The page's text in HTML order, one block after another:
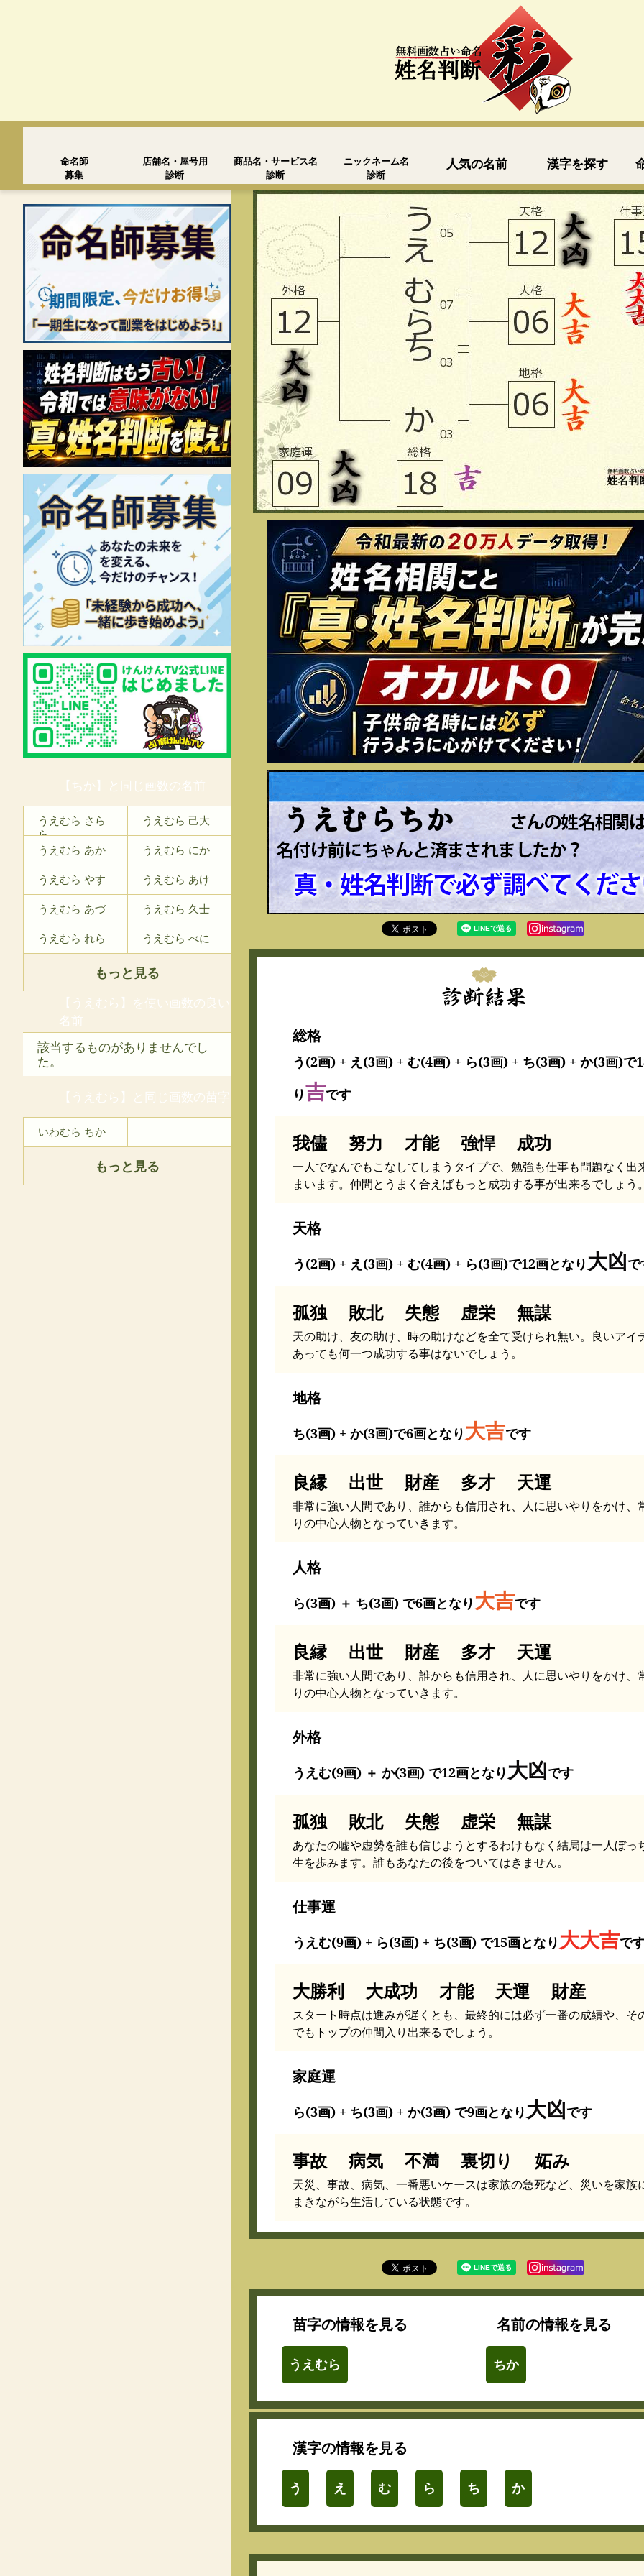
命名師
募集
店舗名・屋号用
診断
商品名・サービス名
診断
ニックネーム名
診断
人気の名前 漢字を探す
【ちか】と同じ画数の名前
うえむら さら
ら
うえむら 己大
うえむら あか うえむら にか
うえむら やす うえむら あけ
うえむら あづ うえむら 久士
うえむら れら うえむら べに
もっと見る
【うえむら】を使い画数の良い
名前
該当するものがありませんでし
た。
【うえむら】と同じ画数の苗字
いわむら ちか
もっと見る
うえむらちか
総格
う(2画) + え(3画) + む(4画) + ら(3画) + ち(3画) + か(3画)で
り吉です
我儘 努力 才能 強悍 成功
一人でなんでもこなしてしまうタイプで、勉強も仕事も問題なく出
まいます。仲間とうまく合えばもっと成功する事が出来るでしょう。
天格
う(2画) + え(3画) + む(4画) + ら(3画)で12画となり 大凶で
孤独 敗北 失態 虚栄 無謀
天の助け、友の助け、時の助けなどを全て受けられ無い。良いアイ
あっても何一つ成功する事はないでしょう。
地格
ち(3画) + か(3画)で6画となり 大吉です
良縁 出世 財産 多才 天運
非常に強い人間であり、誰からも信用され、人に思いやりをかけ、
りの中心人物となっていきます。
人格
ら(3画) ＋ ち(3画) で6画となり 大吉です
良縁 出世 財産 多才 天運
非常に強い人間であり、誰からも信用され、人に思いやりをかけ、
りの中心人物となっていきます。
外格
うえむ(9画) ＋ か(3画) で12画となり 大凶です
孤独 敗北 失態 虚栄 無謀
あなたの嘘や虚勢を誰も信じようとするわけもなく結局は一人ぼっ
生を歩みます。誰もあなたの後をついてはきません。
仕事運
うえむ(9画) + ら(3画) + ち(3画) で15画となり 大大吉で
大勝利 大成功 才能 天運 財産
スタート時点は進みが遅くとも、最終的には必ず一番の成績や、そ
でもトップの仲間入り出来るでしょう。
家庭運
ら(3画) + ち(3画) + か(3画) で9画となり 大凶です
事故 病気 不満 裏切り 妬み
天災、事故、病気、一番悪いケースは家族の急死など、災いを家族
まきながら生活している状態です。
苗字の情報を見る
うえむら
名前の情報を見る
ちか
漢字の情報を見る
う え む ら ち か